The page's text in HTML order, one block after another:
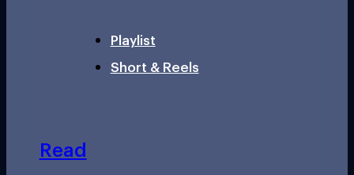
Playlist
Short & Reels
Read